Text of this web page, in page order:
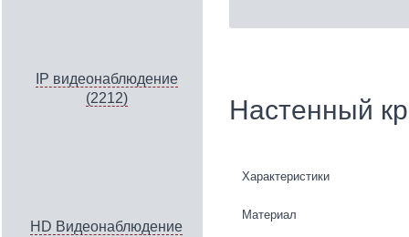
IP видеонаблюдение
(2212)
HD Видеонаблюдение
Настенный
Характеристики
Материал